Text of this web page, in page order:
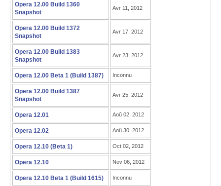
Opera 12.00 Build 1360
Snapshot
Avr 11, 2012
Opera 12.00 Build 1372
Snapshot
Avr 17, 2012
Opera 12.00 Build 1383
Snapshot
Avr 23, 2012
Opera 12.00 Beta 1 (Build 1387) Inconnu
Opera 12.00 Build 1387
Snapshot
Avr 25, 2012
Opera 12.01 Aoû 02, 2012
Opera 12.02 Aoû 30, 2012
Opera 12.10 (Beta 1) Oct 02, 2012
Opera 12.10 Nov 06, 2012
Opera 12.10 Beta 1 (Build 1615) Inconnu